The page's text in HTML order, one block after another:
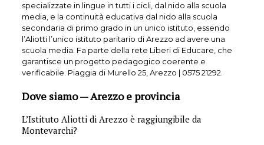
specializzate in lingue in tutti i cicli, dal nido alla scuola
media, e la continuità educativa dal nido alla scuola
secondaria di primo grado in un unico istituto, essendo
l’Aliotti l’unico istituto paritario di Arezzo ad avere una
scuola media. Fa parte della rete Liberi di Educare, che
garantisce un progetto pedagogico coerente e
verificabile. Piaggia di Murello 25, Arezzo | 0575 21292.
Dove siamo — Arezzo e provincia
L’Istituto Aliotti di Arezzo è raggiungibile da
Montevarchi?